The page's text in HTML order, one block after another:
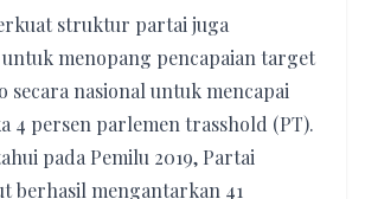
struktur partai juga
menopang pencapaian target
secara nasional untuk mencapai
4 persen parlemen trasshold (PT).
pada Pemilu 2019, Partai
berhasil mengantarkan 41